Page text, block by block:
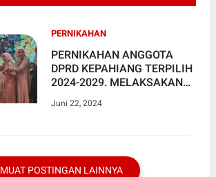
PERNIKAHAN
PERNIKAHAN ANGGOTA
DPRD KEPAHIANG TERPILIH
2024-2029. MELAKSAKAN
JEBOLAN KDI
Juni 22, 2024
MUAT POSTINGAN LAINNYA